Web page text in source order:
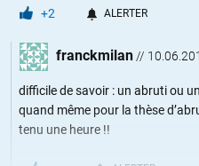
+2 ALERTER
franckmilan//
difficile de savoir : un abruti ou
quand même pour la thèse
tenu une heure !!